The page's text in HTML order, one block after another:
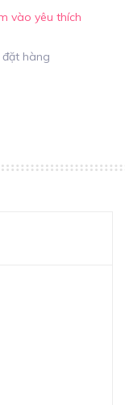
vào yêu thích
hàng